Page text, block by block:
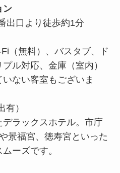
ン
口より徒歩約1分
（無料）、バスタブ、ド
ル対応、金庫（室内）
ない客室もございま
）
ラックスホテル。市庁
景福宮、徳寿宮といった
ーズです。